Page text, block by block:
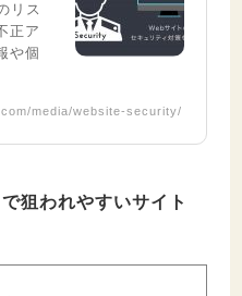
リス
正ア
や個
media/website-security/
狙われやすいサイト